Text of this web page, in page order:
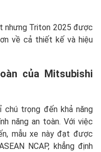
nhưng Triton 2025 được
về cả thiết kế và hiệu
của Mitsubishi
chú trọng đến khả năng
năng an toàn. Với việc
mẫu xe này đạt được
NCAP, khẳng định